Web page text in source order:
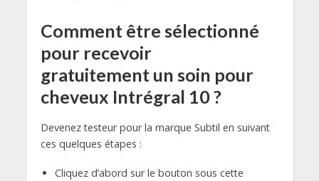
Comment être sélectionné
pour recevoir
gratuitement un soin pour
cheveux Intrégral 10 ?
Devenez testeur pour la marque Subtil en suivant
ces quelques étapes :
Cliquez d’abord sur le bouton sous cette